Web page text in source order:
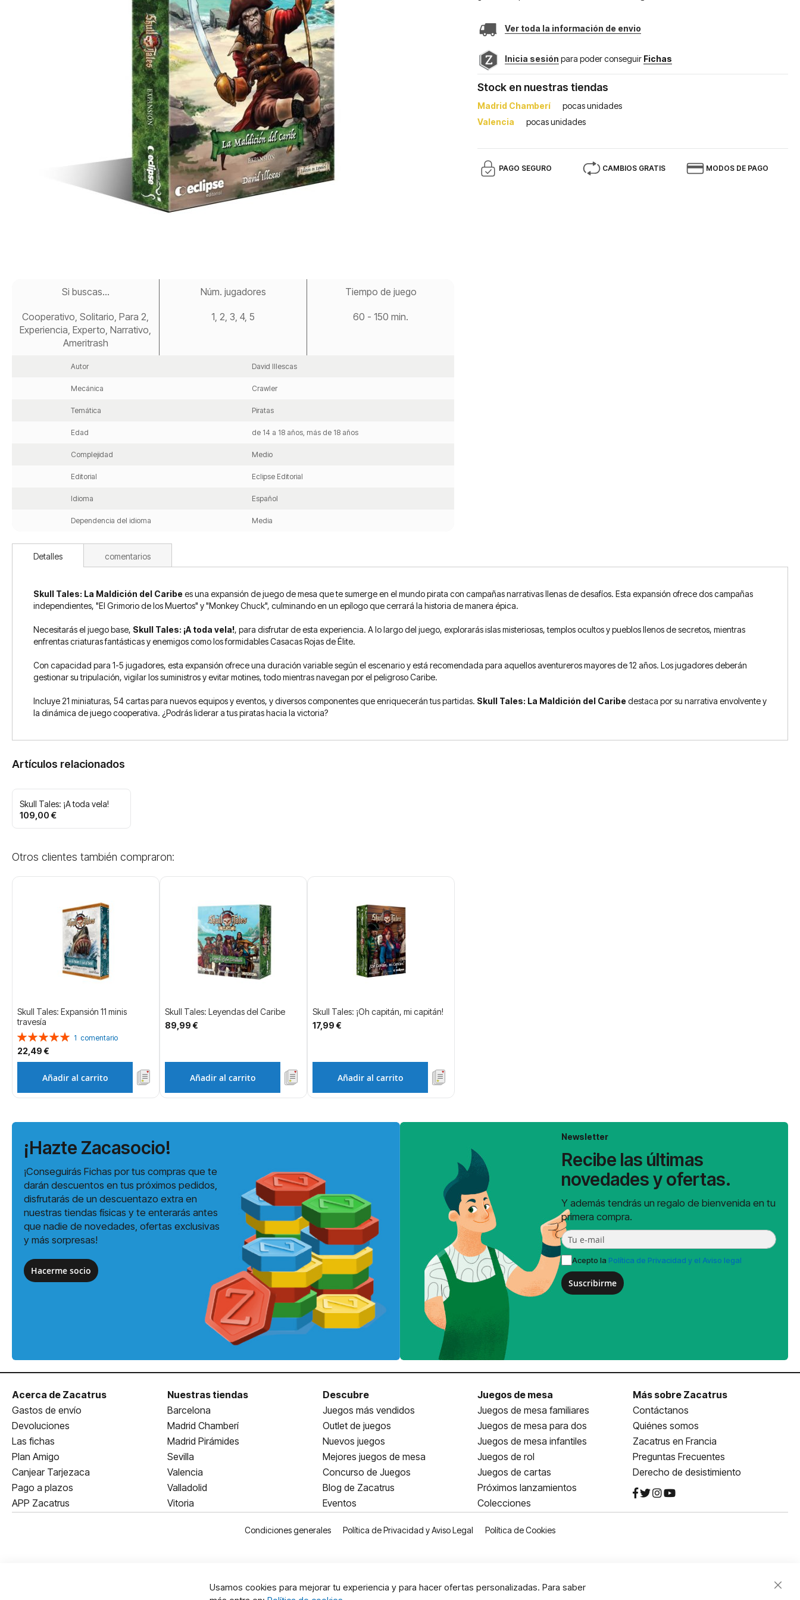
galería
Ver toda la información de envio
Inicia sesión para poder conseguir Fichas
Stock en nuestras tiendas
Madrid Chamberí
pocas unidades
Valencia
pocas unidades
PAGO SEGURO CAMBIOS GRATIS MODOS DE PAGO
Si buscas...
Cooperativo, Solitario, Para 2,
Experiencia, Experto, Narrativo,
Ameritrash
Núm. jugadores
1, 2, 3, 4, 5
Tiempo de juego
60 - 150 min.
Autor David Illescas
Mecánica Crawler
Temática Piratas
Edad de 14 a 18 años, más de 18 años
Complejidad Medio
Editorial Eclipse Editorial
Idioma Español
Dependencia del idioma Media
Detalles
Skull Tales: La Maldición del Caribe es una expansión de juego de mesa que te sumerge en el mundo pirata con campañas narrativas llenas de desafíos. Esta expansión ofrece dos campañas
independientes, "El Grimorio de los Muertos" y "Monkey Chuck", culminando en un epílogo que cerrará la historia de manera épica.
Necesitarás el juego base, Skull Tales: ¡A toda vela!, para disfrutar de esta experiencia. A lo largo del juego, explorarás islas misteriosas, templos ocultos y pueblos llenos de secretos, mientras
enfrentas criaturas fantásticas y enemigos como los formidables Casacas Rojas de Élite.
Con capacidad para 1-5 jugadores, esta expansión ofrece una duración variable según el escenario y está recomendada para aquellos aventureros mayores de 12 años. Los jugadores deberán
gestionar su tripulación, vigilar los suministros y evitar motines, todo mientras navegan por el peligroso Caribe.
Incluye 21 miniaturas, 54 cartas para nuevos equipos y eventos, y diversos componentes que enriquecerán tus partidas. Skull Tales: La Maldición del Caribe destaca por su narrativa envolvente y
la dinámica de juego cooperativa. ¿Podrás liderar a tus piratas hacia la victoria?
comentarios
Artículos relacionados
Skull Tales: ¡A toda vela!
109,00 €
Otros clientes también compraron:
Skull Tales: Expansión 11 minis
travesía
Valoración:
100%
1 comentario
22,49 €
Añadir al carrito
Skull Tales: Leyendas del Caribe
89,99 €
Añadir al carrito
Skull Tales: ¡Oh capitán, mi capitán!
17,99 €
Añadir al carrito
¡Hazte Zacasocio!
¡Conseguirás Fichas por tus compras que te
darán descuentos en tus próximos pedidos,
disfrutarás de un descuentazo extra en
nuestras tiendas físicas y te enterarás antes
que nadie de novedades, ofertas exclusivas
y más sorpresas!
Hacerme socio
Newsletter
Recibe las últimas
novedades y ofertas.
Y además tendrás un regalo de bienvenida en tu
primera compra.
Acepto la Política de Privacidad y el Aviso legal
Suscribirme
Acerca de Zacatrus
Gastos de envío
Devoluciones
Las fichas
Plan Amigo
Canjear Tarjezaca
Pago a plazos
APP Zacatrus
Nuestras tiendas
Barcelona
Madrid Chamberí
Madrid Pirámides
Sevilla
Valencia
Valladolid
Vitoria
Descubre
Juegos más vendidos
Outlet de juegos
Nuevos juegos
Mejores juegos de mesa
Concurso de Juegos
Blog de Zacatrus
Eventos
Juegos de mesa
Juegos de mesa familiares
Juegos de mesa para dos
Juegos de mesa infantiles
Juegos de rol
Juegos de cartas
Próximos lanzamientos
Colecciones
Más sobre Zacatrus
Contáctanos
Quiénes somos
Zacatrus en Francia
Preguntas Frecuentes
Derecho de desistimiento
Condiciones generales Política de Privacidad y Aviso Legal Política de Cookies
Usamos cookies para mejorar tu experiencia y para hacer ofertas personalizadas. Para saber